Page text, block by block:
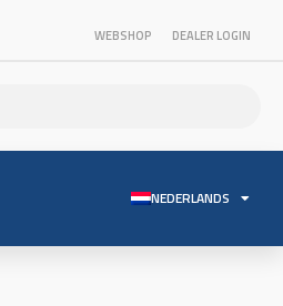
WEBSHOP DEALER LOGIN
NEDERLANDS